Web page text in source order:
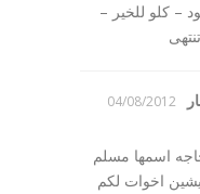
– كلو للخير –
04/08/2012
اسمها مسلم
اخوات لكم